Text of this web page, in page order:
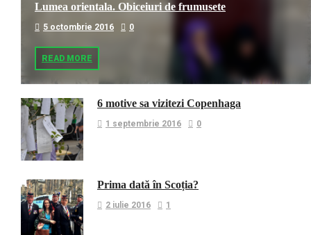
Lumea orientala. Obiceiuri de frumusete
5 octombrie 2016 0
READ MORE
6 motive sa vizitezi Copenhaga
1 septembrie 2016 0
Prima dată în Scoția?
2 iulie 2016 1